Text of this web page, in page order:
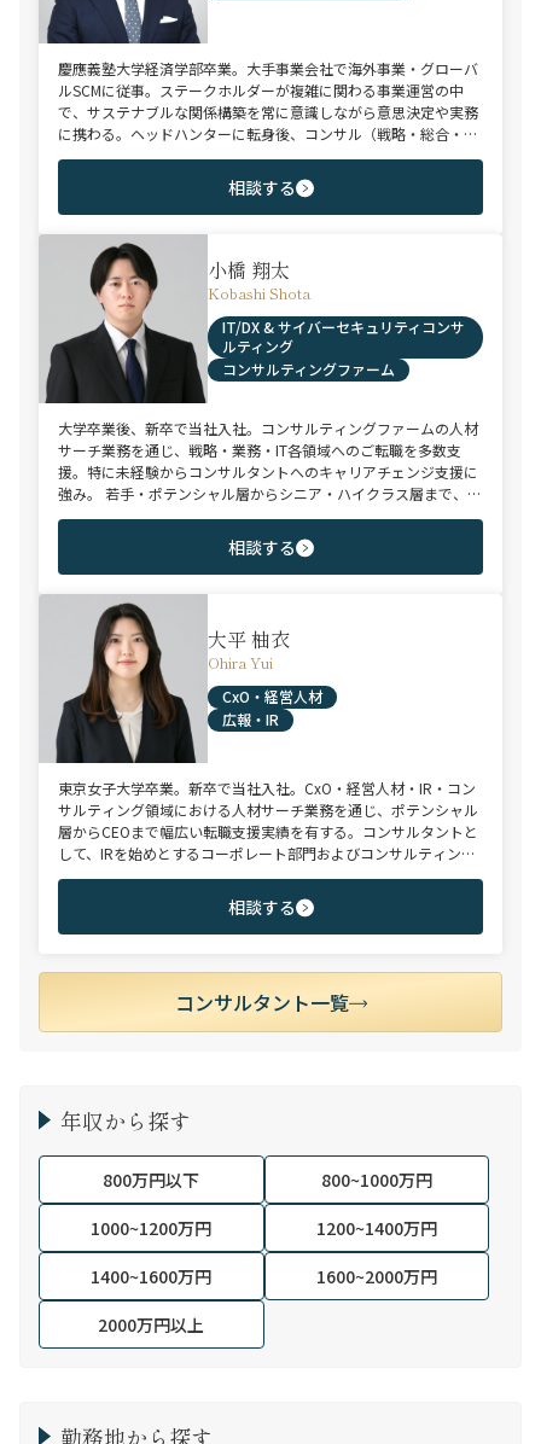
慶應義塾大学経済学部卒業。大手事業会社で海外事業・グローバ
ルSCMに従事。ステークホルダーが複雑に関わる事業運営の中
で、サステナブルな関係構築を常に意識しながら意思決定や実務
に携わる。ヘッドハンターに転身後、コンサル（戦略・総合・
FAS）、総合商社、投資銀行、大手事業会社を始めとする幅広い
領域で、若手～エグゼクティブまでご支援実績多数。
相談する
小橋 翔太
Kobashi Shota
IT/DX & サイバーセキュリティコンサ
ルティング
コンサルティングファーム
大学卒業後、新卒で当社入社。コンサルティングファームの人材
サーチ業務を通じ、戦略・業務・IT各領域へのご転職を多数支
援。特に未経験からコンサルタントへのキャリアチェンジ支援に
強み。 若手・ポテンシャル層からシニア・ハイクラス層まで、候
補者様のご志向と市場動向を踏まえ最適なキャリアをご提案させ
相談する
大平 柚衣
Ohira Yui
CxO・経営人材
広報・IR
東京女子大学卒業。新卒で当社入社。CxO・経営人材・IR・コン
サルティング領域における人材サーチ業務を通じ、ポテンシャル
層からCEOまで幅広い転職支援実績を有する。コンサルタントと
して、IRを始めとするコーポレート部門およびコンサルティング
ファーム領域を中心に担当。未経験・ポテンシャル層からミド
ル・ハイクラス層まで、年代・職階を問わず幅広くご支援可能。
相談する
コンサルタント一覧
年収から探す
800万円以下
800~1000万円
1000~1200万円
1200~1400万円
1400~1600万円
1600~2000万円
2000万円以上
勤務地から探す